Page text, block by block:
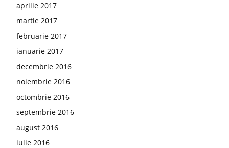
aprilie 2017
martie 2017
februarie 2017
ianuarie 2017
decembrie 2016
noiembrie 2016
octombrie 2016
septembrie 2016
august 2016
iulie 2016